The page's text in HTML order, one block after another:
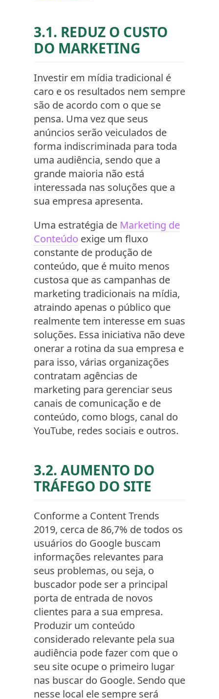
3.1. REDUZ O CUSTO
DO MARKETING
Investir em mídia tradicional é
caro e os resultados nem sempre
são de acordo com o que se
pensa. Uma vez que seus
anúncios serão veiculados de
forma indiscriminada para toda
uma audiência, sendo que a
grande maioria não está
interessada nas soluções que a
sua empresa apresenta.
Uma estratégia de Marketing de
Conteúdo exige um fluxo
constante de produção de
conteúdo, que é muito menos
custosa que as campanhas de
marketing tradicionais na mídia,
atraindo apenas o público que
realmente tem interesse em suas
soluções. Essa iniciativa não deve
onerar a rotina da sua empresa e
para isso, várias organizações
contratam agências de
marketing para gerenciar seus
canais de comunicação e de
conteúdo, como blogs, canal do
YouTube, redes sociais e outros.
3.2. AUMENTO DO
TRÁFEGO DO SITE
Conforme a Content Trends
2019, cerca de 86,7% de todos os
usuários do Google buscam
informações relevantes para
seus problemas, ou seja, o
buscador pode ser a principal
porta de entrada de novos
clientes para a sua empresa.
Produzir um conteúdo
considerado relevante pela sua
audiência pode fazer com que o
seu site ocupe o primeiro lugar
nas buscar do Google. Sendo que
nesse local ele sempre será